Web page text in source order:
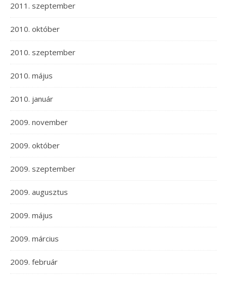
2011. szeptember
2010. október
2010. szeptember
2010. május
2010. január
2009. november
2009. október
2009. szeptember
2009. augusztus
2009. május
2009. március
2009. február